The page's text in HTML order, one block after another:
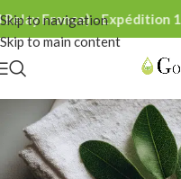
Skip to navigation
Skip to main content
France) - Expédition 1 à